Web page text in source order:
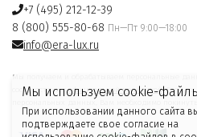
Мы используем cookie-
При использовании данного сайта
подтверждаете свое согласие на
+7 (495) 212-12-39
8 (800) 555-80-68 Пн—Пт 9:00—18:00
info@era-lux.ru
Мы получаем и обрабатываем персональные
соответствии софициальной политикой. Если вы
персональных данных, Вам необходимо